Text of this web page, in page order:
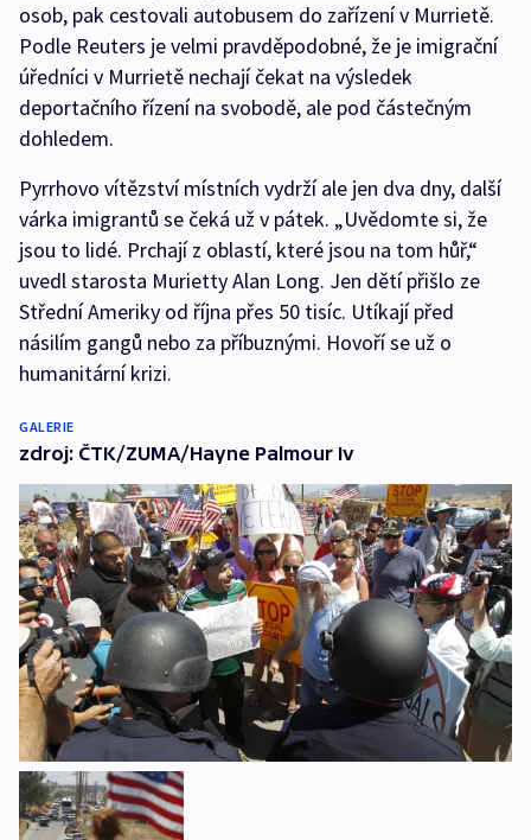
osob, pak cestovali autobusem do zařízení v Murrietě.
Podle Reuters je velmi pravděpodobné, že je imigrační
úředníci v Murrietě nechají čekat na výsledek
deportačního řízení na svobodě, ale pod částečným
dohledem.
Pyrrhovo vítězství místních vydrží ale jen dva dny, další
várka imigrantů se čeká už v pátek. „Uvědomte si, že
jsou to lidé. Prchají z oblastí, které jsou na tom hůř,“
uvedl starosta Murietty Alan Long. Jen dětí přišlo ze
Střední Ameriky od října přes 50 tisíc. Utíkají před
násilím gangů nebo za příbuznými. Hovoří se už o
humanitární krizi.
GALERIE
zdroj: ČTK/ZUMA/Hayne Palmour Iv